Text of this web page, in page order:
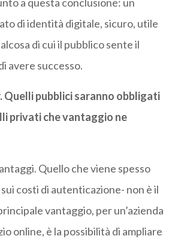
a questa conclusione: un
di identità digitale, sicuro, utile
di cui il pubblico sente il
avere successo.
Quelli pubblici saranno obbligati
privati che vantaggio ne
Quello che viene spesso
costi di autenticazione- non è il
vantaggio, per un’azienda
online, è la possibilità di ampliare